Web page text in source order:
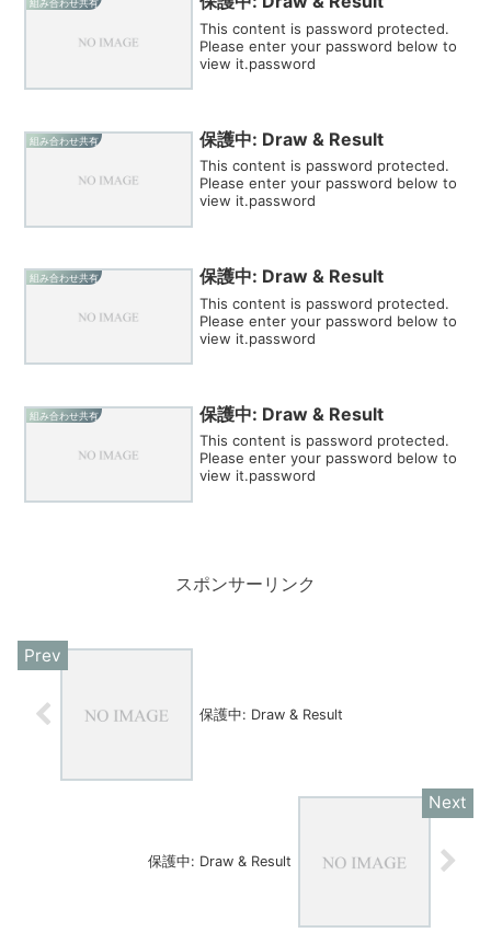
組み合わせ共有
This content is password protected.
Please enter your password below to
view it.password
組み合わせ共有 保護中: Draw & Result
This content is password protected.
Please enter your password below to
view it.password
組み合わせ共有 保護中: Draw & Result
This content is password protected.
Please enter your password below to
view it.password
組み合わせ共有 保護中: Draw & Result
This content is password protected.
Please enter your password below to
view it.password
スポンサーリンク
保護中: Draw & Result
保護中: Draw & Result